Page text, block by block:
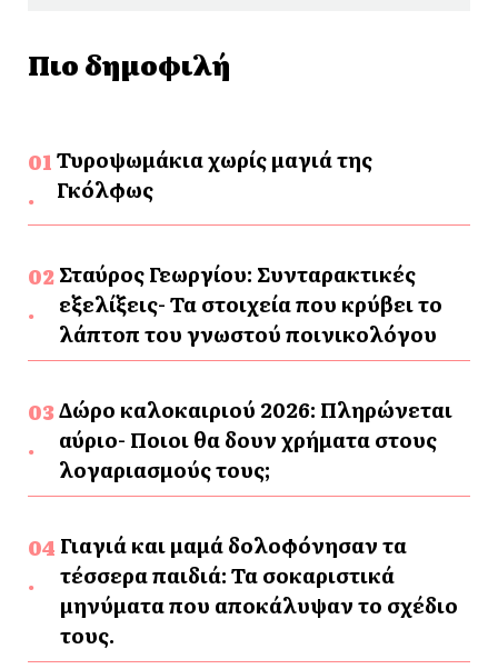
Πιο δημοφιλή
Τυροψωμάκια χωρίς μαγιά της
Γκόλφως
Σταύρος Γεωργίου: Συνταρακτικές
εξελίξεις- Τα στοιχεία που κρύβει το
λάπτοπ του γνωστού ποινικολόγου
Δώρο καλοκαιριού 2026: Πληρώνεται
αύριο- Ποιοι θα δουν χρήματα στους
λογαριασμούς τους;
Γιαγιά και μαμά δολοφόνησαν τα
τέσσερα παιδιά: Τα σοκαριστικά
μηνύματα που αποκάλυψαν το σχέδιο
τους.